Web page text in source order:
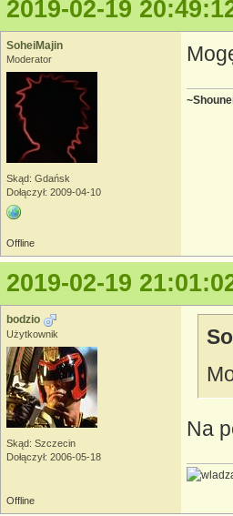
2019-02-19
SoheiMajin
Moderator
Skąd: Gdańsk
Dołączył: 2009-04-10
Offline
2019-02-19
bodzio
Użytkownik
Skąd: Szczecin
Dołączył: 2006-05-18
Na
Offline